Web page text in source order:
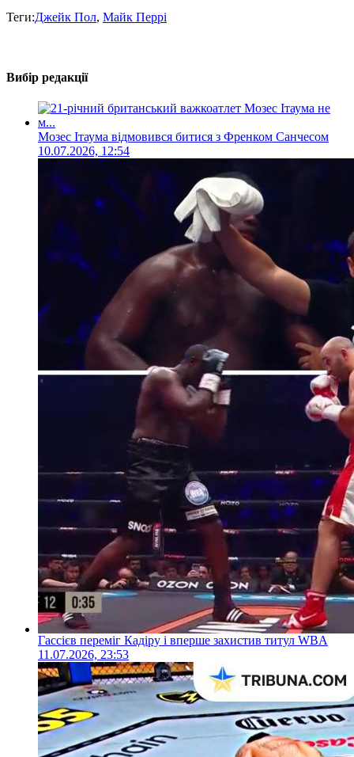
Теги:Джейк Пол, Майк Перрі
Вибір редакції
Мозес Ітаума відмовився битися з Френком Санчесом
10.07.2026, 12:54
Гассієв переміг Кадіру і вперше захистив титул WBA
11.07.2026, 23:53